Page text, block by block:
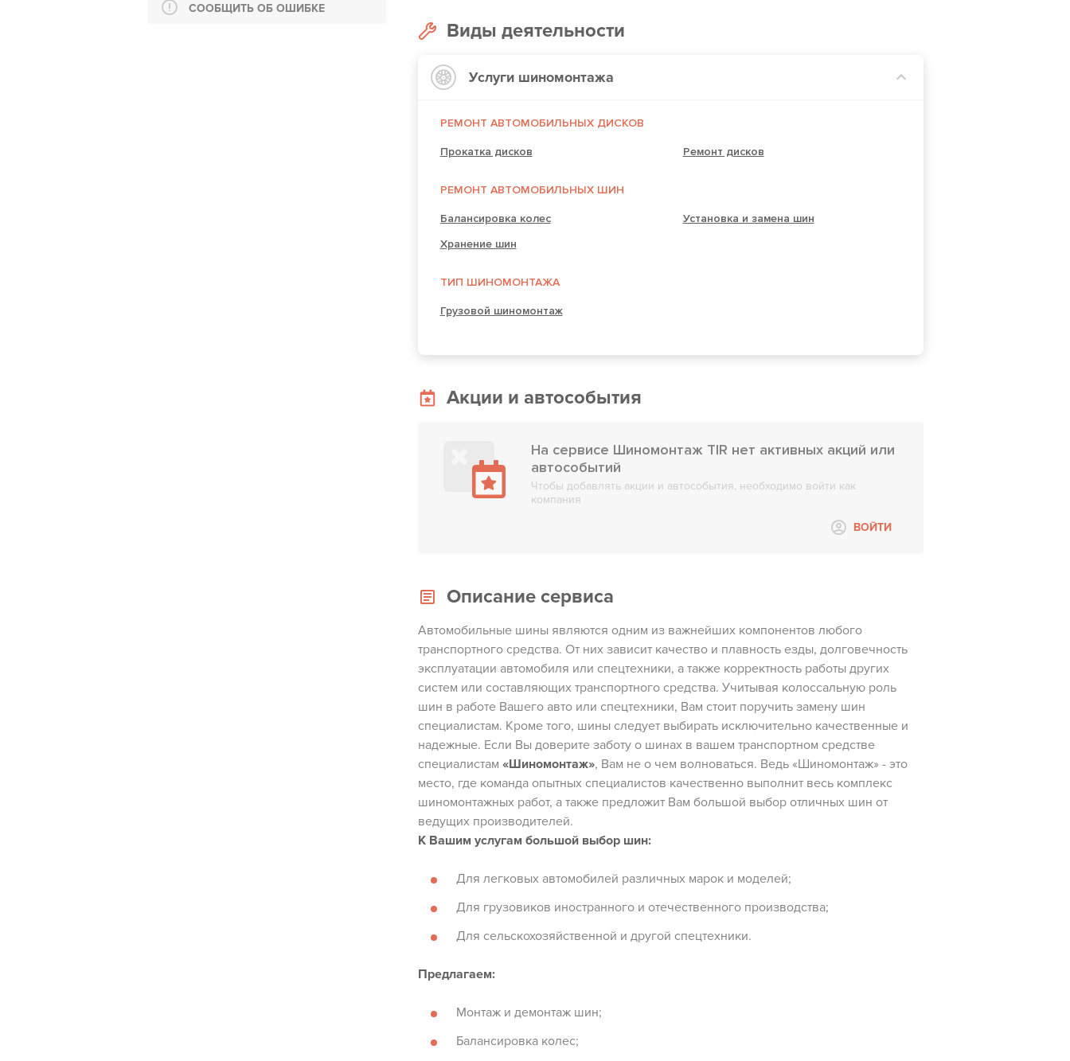
СООБЩИТЬ ОБ ОШИБКЕ
Виды деятельности
Услуги шиномонтажа
РЕМОНТ АВТОМОБИЛЬНЫХ ДИСКОВ
Прокатка дисков Ремонт дисков
РЕМОНТ АВТОМОБИЛЬНЫХ ШИН
Балансировка колес
Установка и замена шин
Хранение шин
ТИП ШИНОМОНТАЖА
Грузовой шиномонтаж
Акции и автособытия
На сервисе Шиномонтаж TIR нет активных акций или
автособытий
Чтобы добавлять акции и автособытия, необходимо войти как
компания
ВОЙТИ
Описание сервиса
Автомобильные шины являются одним из важнейших компонентов любого
транспортного средства. От них зависит качество и плавность езды, долговечность
эксплуатации автомобиля или спецтехники, а также корректность работы других
систем или составляющих транспортного средства. Учитывая колоссальную роль
шин в работе Вашего авто или спецтехники, Вам стоит поручить замену шин
специалистам. Кроме того, шины следует выбирать исключительно качественные и
надежные. Если Вы доверите заботу о шинах в вашем транспортном средстве
специалистам «Шиномонтаж», Вам не о чем волноваться. Ведь «Шиномонтаж» - это
место, где команда опытных специалистов качественно выполнит весь комплекс
шиномонтажных работ, а также предложит Вам большой выбор отличных шин от
ведущих производителей.
К Вашим услугам большой выбор шин:
Для легковых автомобилей различных марок и моделей;
Для грузовиков иностранного и отечественного производства;
Для сельскохозяйственной и другой спецтехники.
Предлагаем:
Монтаж и демонтаж шин;
Балансировка колес;